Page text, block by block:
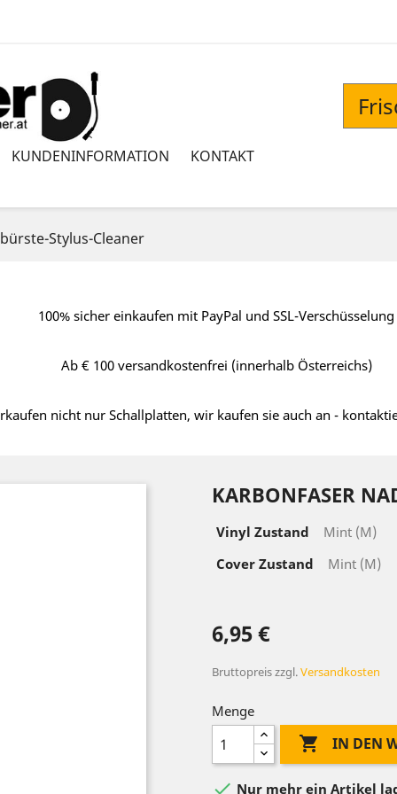
KUNDENINFORMATION KONTAKT
Stylus-Cleaner
100% sicher einkaufen mit PayPal und SSL-Verschüsselung
Ab € 100 versandkostenfrei (innerhalb Österreichs)
nicht nur Schallplatten, wir kaufen sie auch an -
KARBONFASER
Vinyl Zustand
Mint (M)
Cover Zustand
Mint (M)
6,95 €
Bruttopreiszzgl.Versandkosten
Menge
 IN DEN
 Nur mehr ein Artikel